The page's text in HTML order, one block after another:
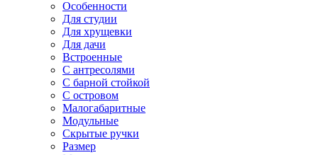
Особенности
Для студии
Для хрущевки
Для дачи
Встроенные
С антресолями
С барной стойкой
С островом
Малогабаритные
Модульные
Скрытые ручки
Размер